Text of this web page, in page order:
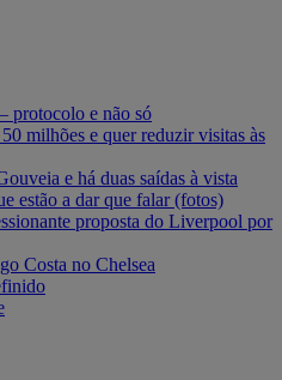
protocolo e não só
milhões e quer reduzir visitas às
e há duas saídas à vista
estão a dar que falar (fotos)
proposta do Liverpool por
Costa no Chelsea